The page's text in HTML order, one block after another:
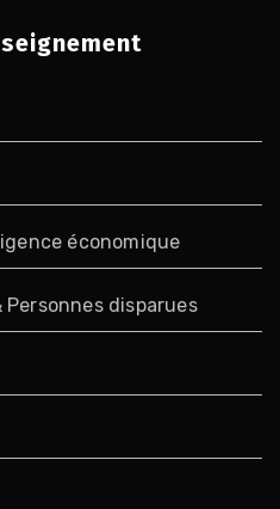
économique
disparues